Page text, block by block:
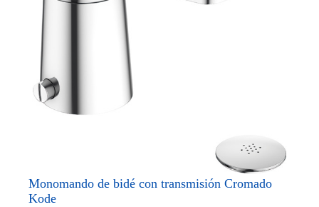
Monomando de bidé con transmisión Cromado
Kode